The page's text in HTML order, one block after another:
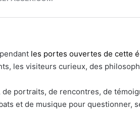
les portes ouvertes de cette
les visiteurs curieux, des
de portraits, de rencontres, de
et de musique pour questionner,